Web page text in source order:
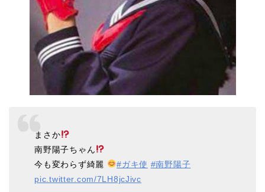
まさか
南野陽子ちゃん
今も変わらず綺麗
#ガキ使 #南野陽子
pic.twitter.com/7LH8jcJivc